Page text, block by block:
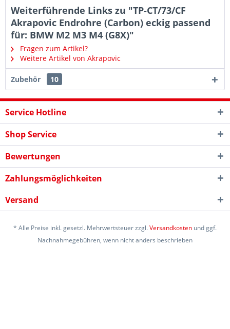
Weiterführende Links zu "TP-CT/73/CF
Akrapovic Endrohre (Carbon) eckig passend
für: BMW M2 M3 M4 (G8X)"
Fragen zum Artikel?
Weitere Artikel von Akrapovic
Zubehör 10
Service Hotline
Shop Service
Bewertungen
Zahlungsmöglichkeiten
Versand
* Alle Preise inkl. gesetzl. Mehrwertsteuer zzgl.Versandkosten und ggf.
Nachnahmegebühren, wenn nicht anders beschrieben